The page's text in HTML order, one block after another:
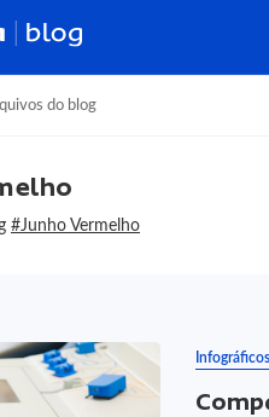
do blog
#Junho Vermelho
Infográficos